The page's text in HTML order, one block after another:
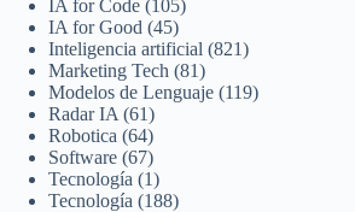
IA for Code (105)
IA for Good (45)
Inteligencia artificial (821)
Marketing Tech (81)
Modelos de Lenguaje (119)
Radar IA (61)
Robotica (64)
Software (67)
Tecnología (1)
Tecnología (188)